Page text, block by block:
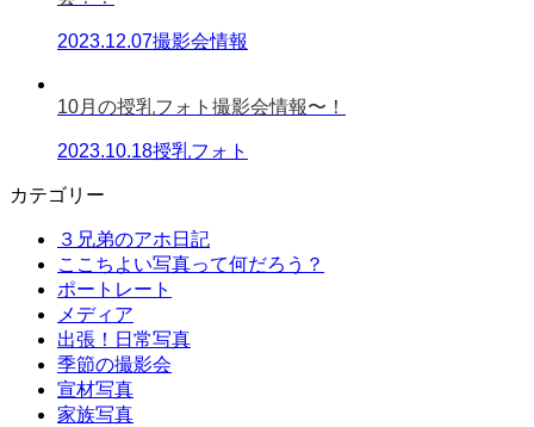
2023.12.07撮影会情報
10月の授乳フォト撮影会情報〜！
2023.10.18授乳フォト
カテゴリー
３兄弟のアホ日記
ここちよい写真って何だろう？
ポートレート
メディア
出張！日常写真
季節の撮影会
宣材写真
家族写真